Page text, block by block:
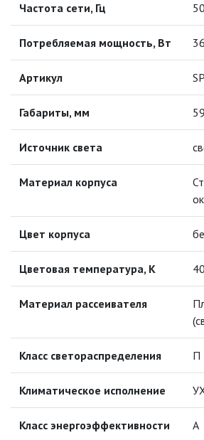
СЕТЕВЫЕ
ТРОЙНИКИ
Частота сети, Гц
Потребляемая мощность, Вт 36
Артикул
Габариты, мм
Источник света
Материал корпуса
Цвет корпуса
Цветовая температура, К
Материал рассеивателя
Класс светораспределения П
Климатическое исполнение
Класс энергоэффективности А